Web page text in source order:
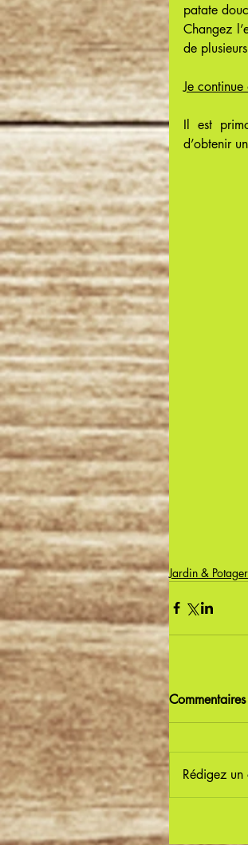
patate
Changez
de
Je
Il est
d’obtenir
Jardin & Potager
Commentaires
Rédigez